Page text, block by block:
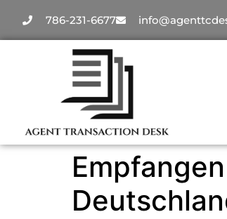
786-231-6677